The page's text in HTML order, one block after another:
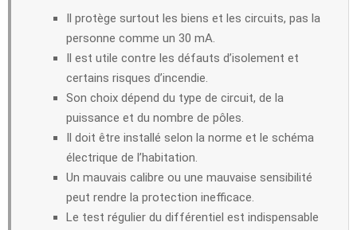
Il protège surtout les biens et les circuits, pas la
personne comme un 30 mA.
Il est utile contre les défauts d’isolement et
certains risques d’incendie.
Son choix dépend du type de circuit, de la
puissance et du nombre de pôles.
Il doit être installé selon la norme et le schéma
électrique de l’habitation.
Un mauvais calibre ou une mauvaise sensibilité
peut rendre la protection inefficace.
Le test régulier du différentiel est indispensable